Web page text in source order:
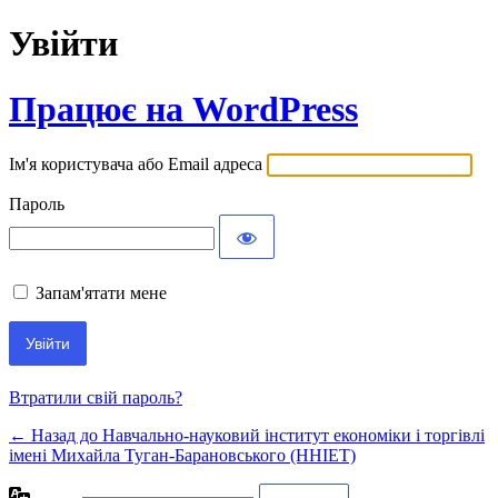
Увійти
Працює на WordPress
Ім'я користувача або Email адреса
Пароль
Запам'ятати мене
Втратили свій пароль?
← Назад до Навчально-науковий інститут економіки і торгівлі
імені Михайла Туган-Барановського (ННІЕТ)